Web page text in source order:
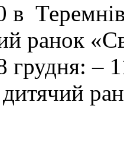
в
ранок
грудня: –
дитячий